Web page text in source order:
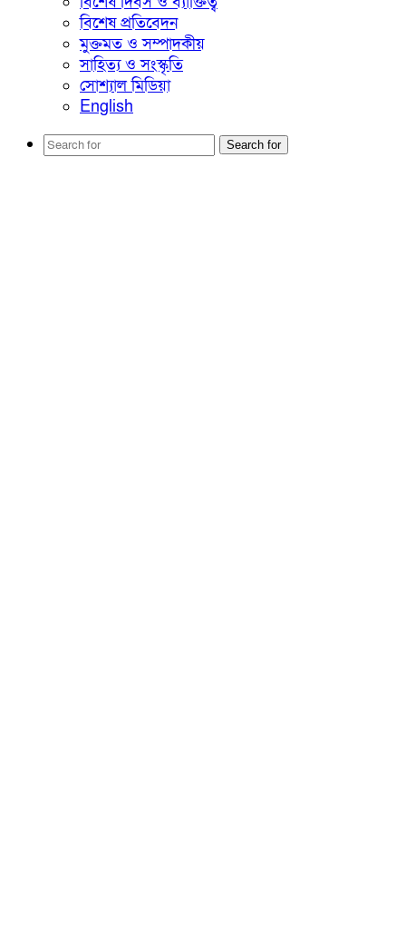
বিশেষ প্রতিবেদন
মুক্তমত ও সম্পাদকীয়
সাহিত্য ও সংস্কৃতি
সোশ্যাল মিডিয়া
English
Search for